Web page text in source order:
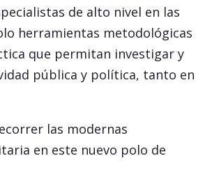
de alto nivel en las
herramientas metodológicas
que permitan investigar y
pública y política, tanto en
las modernas
en este nuevo polo de